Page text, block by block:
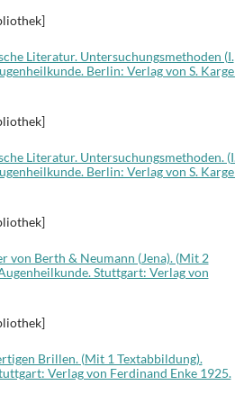
Literatur. Untersuchungsmethoden (I.
Berlin: Verlag von S.
Literatur. Untersuchungsmethoden.
Berlin: Verlag von S.
Berth & Neumann (Jena). (Mit 2
Stuttgart: Verlag von
Brillen. (Mit 1 Textabbildung).
Verlag von Ferdinand Enke 1925.